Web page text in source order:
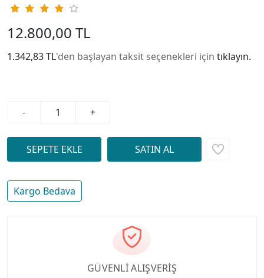
12.800,00 TL
1.342,83 TL'den başlayan taksit seçenekleri için tıklayın.
- +
Kargo Bedava
GÜVENLİ ALIŞVERİŞ